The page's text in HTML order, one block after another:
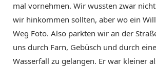
mal vornehmen. Wir wussten zwar
wir hinkommen sollten, aber wo ein
Weg Foto. Also parkten wir an der
uns durch Farn, Gebüsch und durch
Wasserfall zu gelangen. Er war kleiner